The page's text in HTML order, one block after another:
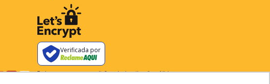
Verificada por
Todos os preços e condições deste site são válidos apenas para